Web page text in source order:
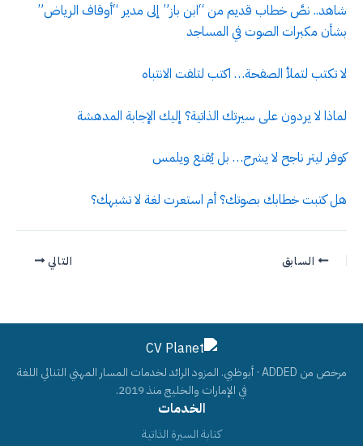
شاهد.. نصَّ خطاب قديم من “ابن باز” إلى مدير “أوقاف الرياض”
بشأن مكبرات الصوت في المساجد
لا تكتب لتملأ الصفحة… اكتب لتلفت الانتباه
لماذا لا يردون على سيرتك الذاتية؟ إليك الإجابة المدهشة
كوفر ليتر ناجح لا يشرح… بل يُقنع ويلمس
هل كتبت خطابك بصوتك؟ أم استعرت لغة لا تشبهك؟
السابق التالي
مرخص من ADDED · أبوظبي. المزود الرائد لخدمات المسار المهني الثنائي اللغة
في الإمارات والخليج منذ 2019.
الخدمات
كتابة السيرة الذاتية